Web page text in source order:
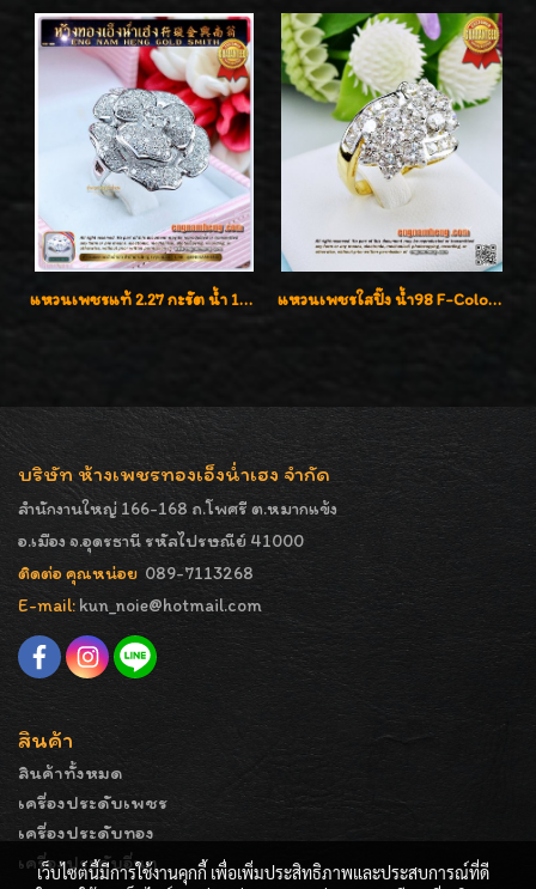
แหวนเพชรแท้ 2.27 กะรัต น้ำ 100% เบลเยี่ยมคัท ลวดลายดอกกุหลาบหรู แหวนเพชรใสปิ๊ง น้ำ98 F-Color/VVS1 น้ำหนักเพชรรวม 2.56 กะรัต ใส่เต็มนิ้วเพชรเป็นน้ำเป็นเนื้อสวยมากๆค่ะ
บริษัท ห้างเพชรทองเอ็งน่ำเฮง จำกัด
สำนักงานใหญ่ 166-168 ถ.โพศรี ต.หมากแข้ง
อ.เมือง จ.อุดรธานี รหัสไปรษณีย์ 41000
ติดต่อ คุณหน่อย 089-7113268
E-mail: kun_noie@hotmail.com
สินค้า
สินค้าทั้งหมด
เครื่องประดับเพชร
เครื่องประดับทอง
เครื่องประดับอื่นๆ
เว็บไซต์นี้มีการใช้งานคุกกี้ เพื่อเพิ่มประสิทธิภาพและประสบการณ์ที่ดี